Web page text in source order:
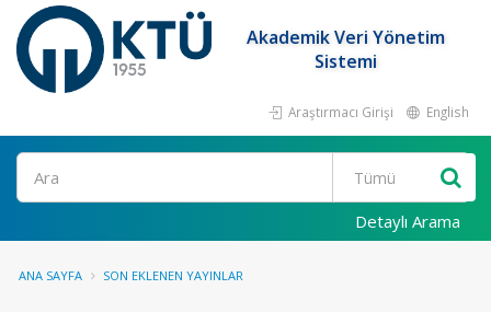
Akademik Veri Yönetim
Sistemi
Araştırmacı Girişi English
Ara
Detaylı Arama
ANA SAYFA SON EKLENEN YAYINLAR